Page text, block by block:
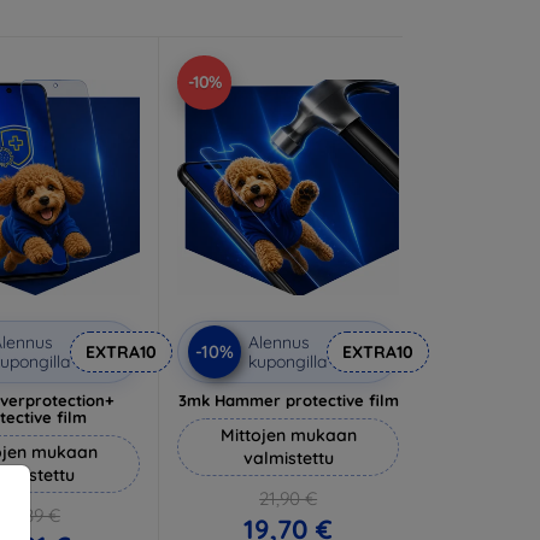
EXTRA10
film
mukaan
20,89 €
-10%
-10%
Alennus
kupongilla
EXTRA10
3mk Hammer protective film
Mittojen mukaan
valmistettu
21,90 €
19,70 €